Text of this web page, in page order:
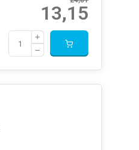
13,15